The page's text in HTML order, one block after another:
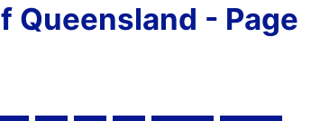
Queensland - Page